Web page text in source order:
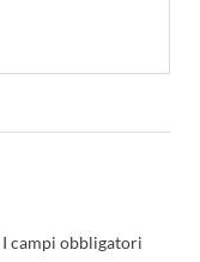
I campi obbligatori